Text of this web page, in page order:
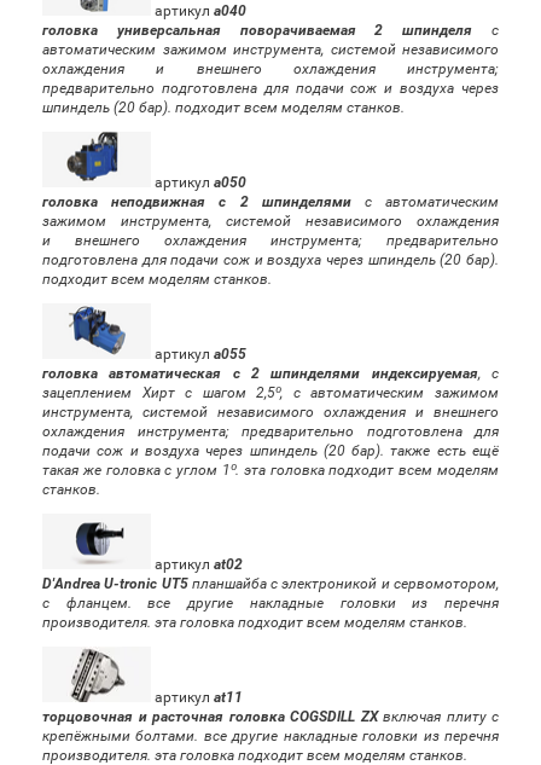
артикул a040
головка универсальная поворачиваемая 2 шпинделя с
автоматическим зажимом инструмента, системой независимого
охлаждения и внешнего охлаждения инструмента;
предварительно подготовлена для подачи сож и воздуха через
шпиндель (20 бар). подходит всем моделям станков.
артикул a050
головка неподвижная с 2 шпинделямис автоматическим
зажимом инструмента, системой независимого охлаждения
и внешнего охлаждения инструмента; предварительно
подготовлена для подачи сож и воздуха через шпиндель (20 бар).
подходит всем моделям станков.
артикул a055
головка автоматическая с 2 шпинделями индексируемая, с
зацеплением Хиртс шагом2,5º, с автоматическим зажимом
инструмента, системой независимого охлаждения и внешнего
охлаждения инструмента; предварительно подготовлена для
подачи сож и воздуха через шпиндель (20 бар). также есть ещё
такая же головка с углом 1º. эта головка подходит всем моделям
станков.
артикул at02
D'Andrea U-tronic UT5планшайба с электроникой и сервомотором,
с фланцем. все другие накладные головки из перечня
производителя. эта головка подходит всем моделям станков.
артикул at11
торцовочная и расточная головка COGSDILL ZXвключая плиту с
крепёжными болтами. все другие накладные головки из перечня
производителя. эта головка подходит всем моделям станков.